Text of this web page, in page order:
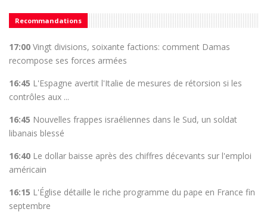
Recommandations
17:00 Vingt divisions, soixante factions: comment Damas
recompose ses forces armées
16:45 L'Espagne avertit l'Italie de mesures de rétorsion si les
contrôles aux ...
16:45 Nouvelles frappes israéliennes dans le Sud, un soldat
libanais blessé
16:40 Le dollar baisse après des chiffres décevants sur l'emploi
américain
16:15 L'Église détaille le riche programme du pape en France fin
septembre